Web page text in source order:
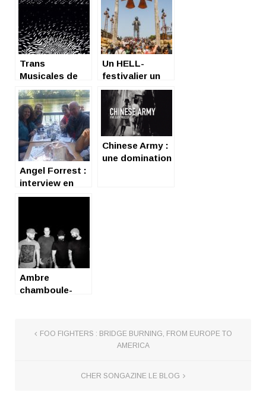
Trans
Musicales de
Rennes : J1
Un HELL-
festivalier un
peu flemmard
Angel Forrest :
interview en
bord de Lot
Chinese Army :
une domination
Ambre
chamboule-
FOO FIGHTERS : BRIDGE BURNING, FROM EUROPE TO
AMERICA
CHER SONGAZINE LE BLOG